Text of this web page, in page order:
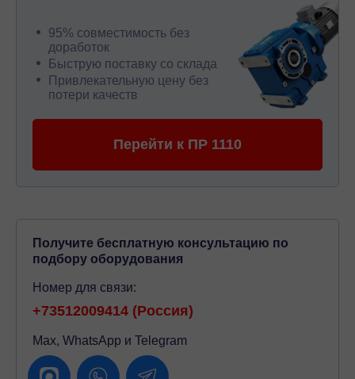
95% совместимость без
доработок
Быструю поставку со склада
Привлекательную цену без
потери качеств
Перейти к ПР 1110
Получите бесплатную консультацию по
подбору оборудования
Номер для связи:
+73512009414 (Россия)
Max, WhatsApp и Telegram